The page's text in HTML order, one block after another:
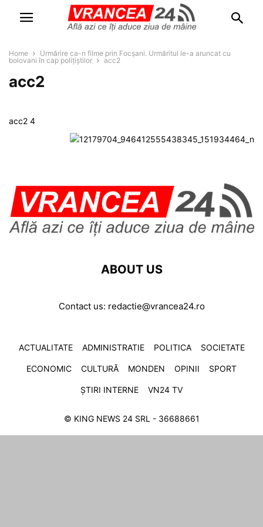
Home
Urmărire ca-n filme prin Focşani. Urmăritul le-a aruncat cu
bolovani în cap poliţiştilor
acc2
acc2
acc2 4
ABOUT US
Contact us: redactie@vrancea24.ro
ACTUALITATE ADMINISTRATIE POLITICA SOCIETATE
ECONOMIC CULTURĂ MONDEN OPINII SPORT
ȘTIRI INTERNE VN24 TV
© KING NEWS 24 SRL - 36688661